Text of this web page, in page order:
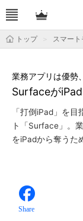
トップ スマー
Surfaceが
業務アプリは優勢
「打倒iPad」を
ト「Surface」。
をiPadから奪うた
Share